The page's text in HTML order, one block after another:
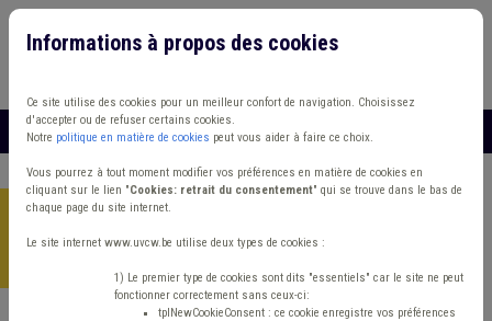
Accueil >Management de la donnée
Gouvernement : quelle stratégie pour les pouvoirs publics
Informations à propos des cookies
Ce site utilise des cookies pour un meilleur confort de navigation. Choisissez
d'accepter ou de refuser certains cookies.
Notre politique en matière de cookies peut vous aider à faire ce choix.
Vous pourrez à tout moment modifier vos préférences en matière de cookies en
cliquant sur le lien "Cookies: retrait du consentement" qui se trouve dans le bas de
chaque page du site internet.
Le site internet www.uvcw.be utilise deux types de cookies :
1) Le premier type de cookies sont dits "essentiels" car le site ne peut
fonctionner correctement sans ceux-ci:
tplNewCookieConsent : ce cookie enregistre vos préférences